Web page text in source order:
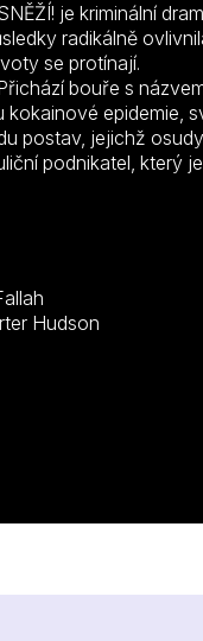
je kriminální
radikálně
se protínají.
bouře s
epidemie,
postav, jejichž
podnikatel, který
zapletený v
v Nikaragui; a
1: Pouliční
McDonald se spojí
kartelu.
Idris, Carter Hudson